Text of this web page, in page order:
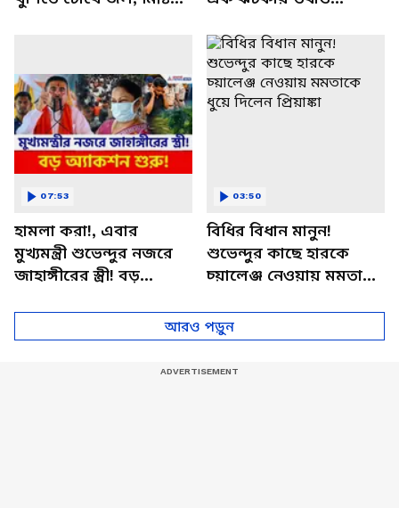
হামলা করা!, এবার
মুখ্যমন্ত্রী শুভেন্দুর নজরে
জাহাঙ্গীরের স্ত্রী! বড়
07:53
বিধির বিধান মানুন!
শুভেন্দুর কাছে হারকে
চ্য়ালেঞ্জ নেওয়ায় মমতাকে
03:50
আরও পড়ুন